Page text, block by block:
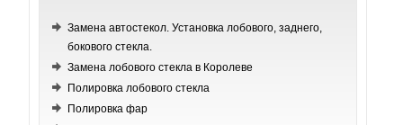
Замена автостекол. Установка лобового, заднего,
бокового стекла.
Замена лобового стекла в Королеве
Полировка лобового стекла
Полировка фар